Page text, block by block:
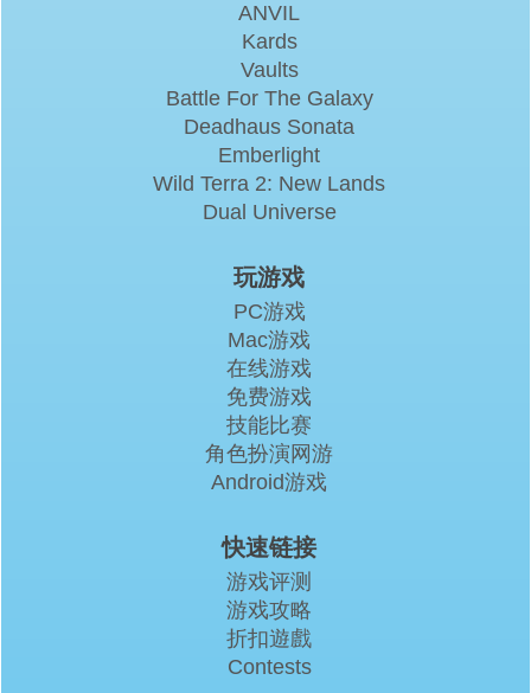
ANVIL
Kards
Vaults
Battle For The Galaxy
Deadhaus Sonata
Emberlight
Wild Terra 2: New Lands
Dual Universe
玩游戏
PC游戏
Mac游戏
在线游戏
免费游戏
技能比赛
角色扮演网游
Android游戏
快速链接
游戏评测
游戏攻略
折扣遊戲
Contests